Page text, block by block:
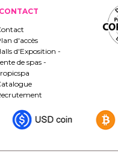
CONTACT
d'accès
d'Exposition -
de spas -